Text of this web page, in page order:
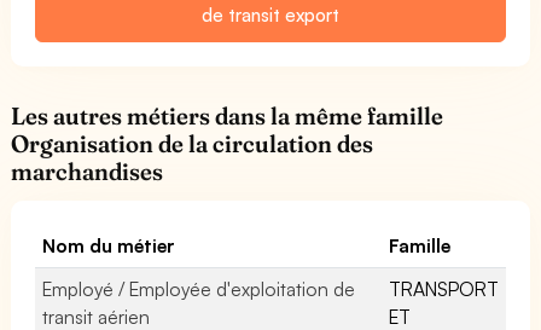
de transit export
Les autres métiers dans la même famille
Organisation de la circulation des
marchandises
Nom du métier
Famille
Employé / Employée d'exploitation de
transit aérien
TRANSPORT
ET